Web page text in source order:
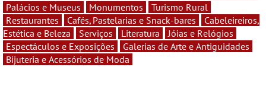
Palácios e Museus
Monumentos
Turismo Rural
Restaurantes
Cafés, Pastelarias e Snack-bares
Cabeleireiros,
Estética e Beleza
Serviços Literatura
Jóias e Relógios
Espectáculos e Exposições
Galerias de Arte e Antiguidades
Bijuteria e Acessórios de Moda